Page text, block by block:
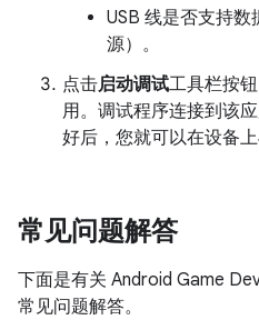
USB 线是否支持
源）。
点击启动调试工具栏按
用。调试程序连接到该
好后，您就可以在设备上
常见问题解答
下面是有关 Android Game
常见问题解答。